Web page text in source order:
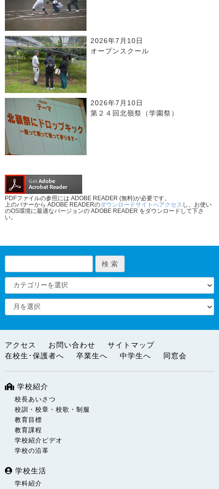
2026年7月10日
オープンスクール
2026年7月10日
第２４回北嶺祭（学園祭）
PDFファイルの参照には ADOBE READER (無料)が必要です。
上のバナーから ADOBE READERのダウンロードサイトへアクセス し、お使い
のOS環境に最適なバージョンの ADOBE READER をダウンロードして下さ
い。
アクセス お問い合わせ
サイトマップ
在校生･保護者へ
卒業生へ 中学生へ 同窓会
学校紹介
校長あいさつ
校訓・校章・校歌・制服
教育目標
教育課程
学校紹介ビデオ
学校の沿革
学校生活
学科紹介